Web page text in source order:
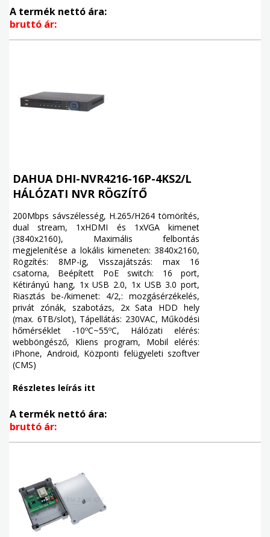
A termék nettó ára:
bruttó ár:
DAHUA DHI-NVR4216-16P-4KS2/L
HÁLÓZATI NVR RÖGZÍTŐ
200Mbps sávszélesség, H.265/H264 tömörítés,
dual stream, 1xHDMI és 1xVGA kimenet
(3840x2160), Maximális felbontás
megjelenítése a lokális kimeneten: 3840x2160,
Rögzítés: 8MP-ig, Visszajátszás: max 16
csatorna, Beépített PoE switch: 16 port,
Kétirányú hang, 1x USB 2.0, 1x USB 3.0 port,
Riasztás be-/kimenet: 4/2,: mozgásérzékelés,
privát zónák, szabotázs, 2x Sata HDD hely
(max. 6TB/slot), Tápellátás: 230VAC, Működési
hőmérséklet -10ºC~55ºC, Hálózati elérés:
webböngésző, Kliens program, Mobil elérés:
iPhone, Android, Központi felügyeleti szoftver
(CMS)
Részletes leírás itt
A termék nettó ára:
bruttó ár: